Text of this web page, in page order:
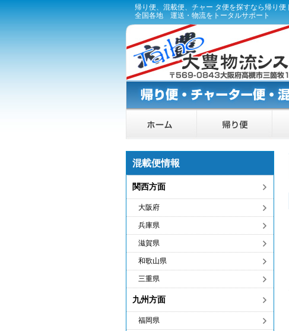
帰り便、混載便、チャー タ便を探すなら帰り便
全国各地 運送・物流をトータルサポート
混載便情報
関西方面
大阪府
兵庫県
滋賀県
和歌山県
三重県
九州方面
福岡県